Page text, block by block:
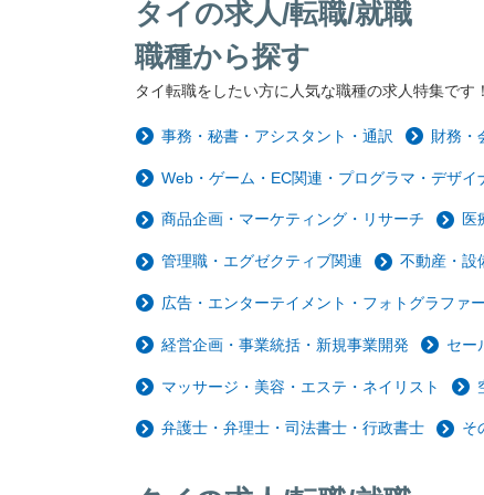
タイの求人/転職/就職
職種から探す
タイ転職をしたい方に人気な職種の求人特集です
事務・秘書・アシスタント・通訳 財務・
Web・ゲーム・EC関連・プログラマ・デザイ
商品企画・マーケティング・リサーチ 医
管理職・エグゼクティブ関連 不動産・設
広告・エンターテイメント・フォトグラファ
経営企画・事業統括・新規事業開発 セー
マッサージ・美容・エステ・ネイリスト
弁護士・弁理士・司法書士・行政書士 そ